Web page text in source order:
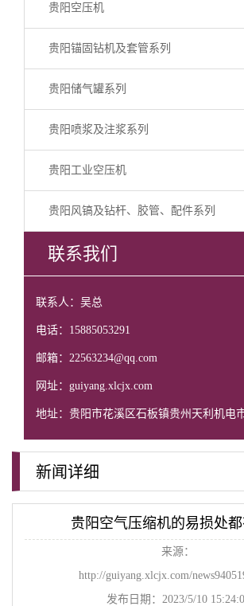
贵阳空压机
贵阳锚固钻机及套管系列
贵阳储气罐系列
贵阳喷浆及注浆系列
贵阳工业空压机
贵阳风镐及钻杆、胶管、配件系列
联系我们
联系人：吴总
电话：15885053291
邮箱：22563234@qq.com
网址：guiyang.xlcjx.com
地址：贵阳市花溪区石板镇贵州天利机电
新闻详细
贵阳空气压缩机的易损处
来源：
http://guiyang.xlcjx.com/
发布日期：2023/5/10